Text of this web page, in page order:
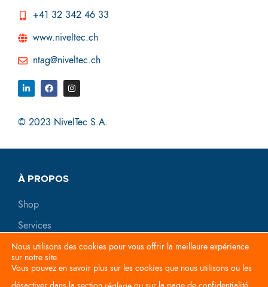
+41 32 342 46 33
www.niveltec.ch
ntag@niveltec.ch
© 2023 NivelTec S.A.
À PROPOS
Shop
Services
RÈGLES & CONDITIONS
Politique de confidentialité
Nous utilisons des cookies pour vous offrir la meilleure expérience
sur notre site.
Vous pouvez en savoir plus sur les cookies que nous utilisons ou les